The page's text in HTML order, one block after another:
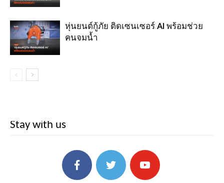
หุ่นยนต์กู้ภัย ติดเซนเซอร์ AI พร้อมช่วย
คนจมน้ำ
Stay with us